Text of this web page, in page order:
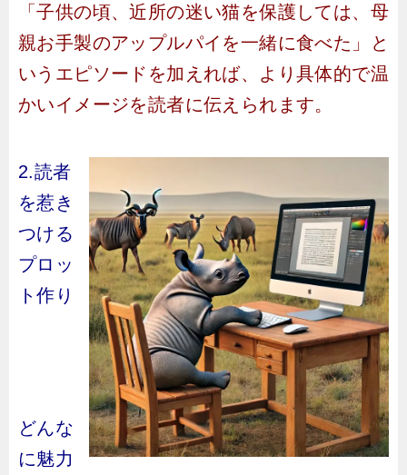
「子供の頃、近所の迷い猫を保護しては、母
親お手製のアップルパイを一緒に食べた」と
いうエピソードを加えれば、より具体的で温
かいイメージを読者に伝えられます。
2.読者
を惹き
つける
プロッ
ト作り
どんな
に魅力